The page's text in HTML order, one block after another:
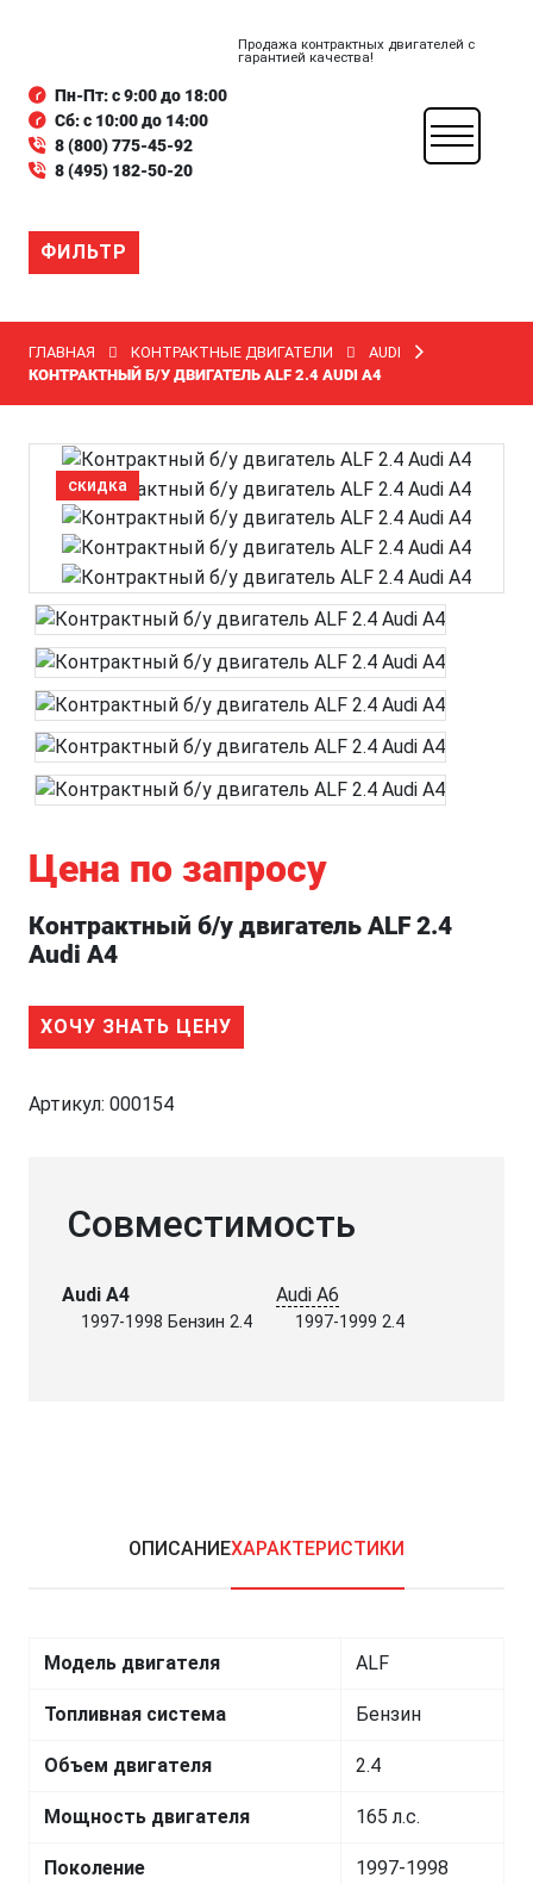
Продажа контрактных двигателей с
гарантией качества!
Пн-Пт: с 9:00 до 18:00
Сб: с 10:00 до 14:00
8 (800) 775-45-92
8 (495) 182-50-20
ФИЛЬТР
ГЛАВНАЯ КОНТРАКТНЫЕ ДВИГАТЕЛИ
AUDI
КОНТРАКТНЫЙ Б/У ДВИГАТЕЛЬ ALF 2.4 AUDI A4
скидка
Цена по запросу
Контрактный б/у двигатель ALF 2.4
Audi A4
ХОЧУ ЗНАТЬ ЦЕНУ
Артикул: 000154
Совместимость
Audi A4
1997-1998 Бензин 2.4
Audi A6
1997-1999 2.4
ОПИСАНИЕХАРАКТЕРИСТИКИ
Модель двигателя ALF
Топливная система Бензин
Объем двигателя 2.4
Мощность двигателя 165 л.с.
Поколение 1997-1998